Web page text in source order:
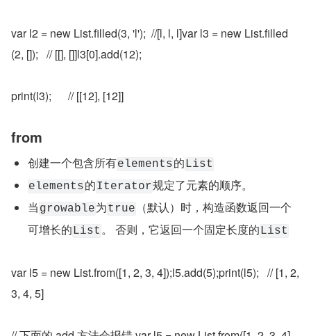
var l2 = new List.filled(3, 'l');  //[l, l, l]var l3 = new List.filled
(2, []);   // [[], []]l3[0].add(12);
print(l3);      // [[12], [12]]
from
创建一个包含所有elements的List
elements的Iterator规定了元素的顺序。
当 growable为true
（默认）时，构造函数返回一个
可增长的List 。 否则，它返回一个固定长度的List
var l5 = new List.from([1, 2, 3, 4]);l5.add(5);print(l5);   // [1, 2,
3, 4, 5]